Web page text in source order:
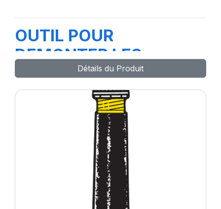
OUTIL POUR
DEMONTER LES
BOUCHONS REF.9055
Détails du Produit